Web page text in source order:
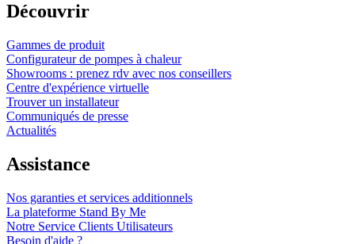
Découvrir
Gammes de produit
Configurateur de pompes à chaleur
Showrooms : prenez rdv avec nos conseillers
Centre d'expérience virtuelle
Trouver un installateur
Communiqués de presse
Actualités
Assistance
Nos garanties et services additionnels
La plateforme Stand By Me
Notre Service Clients Utilisateurs
Besoin d'aide ?